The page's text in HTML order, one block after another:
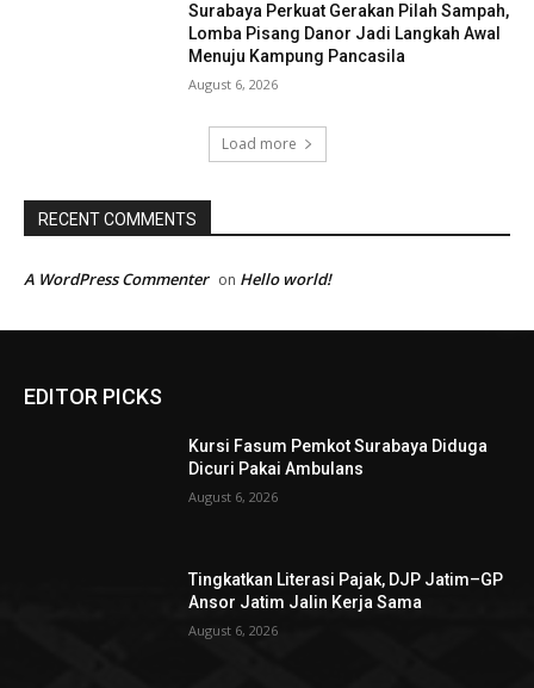
Surabaya Perkuat Gerakan Pilah Sampah,
Lomba Pisang Danor Jadi Langkah Awal
Menuju Kampung Pancasila
August 6, 2026
Load more
RECENT COMMENTS
A WordPress Commenter on Hello world!
EDITOR PICKS
Kursi Fasum Pemkot Surabaya Diduga
Dicuri Pakai Ambulans
August 6, 2026
Tingkatkan Literasi Pajak, DJP Jatim–GP
Ansor Jatim Jalin Kerja Sama
August 6, 2026